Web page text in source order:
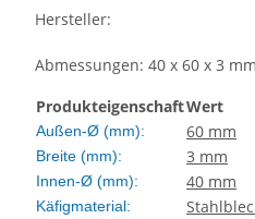
Hersteller:
Abmessungen: 40 x 60 x 3 mm
ProdukteigenschaftWert
Außen-Ø (mm): 60 mm
Breite (mm): 3 mm
Innen-Ø (mm): 40 mm
Käfigmaterial: